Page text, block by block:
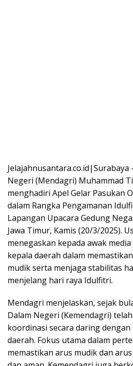
Jelajahnusantara.co.id|Surabaya
Negeri (Mendagri) Muhammad
menghadiri Apel Gelar Pasukan
dalam Rangka Pengamanan
Lapangan Upacara Gedung
Jawa Timur, Kamis (20/3/2025).
menegaskan kepada awak
kepala daerah dalam
mudik serta menjaga stabilitas
menjelang hari raya Idulfitri.
Mendagri menjelaskan, sejak
Dalam Negeri (Kemendagri)
koordinasi secara daring
daerah. Fokus utama dalam
memastikan arus mudik dan